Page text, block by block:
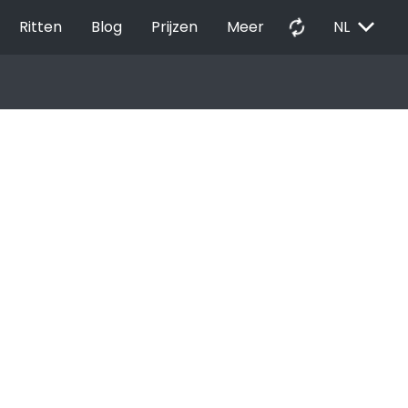
Ritten Blog Prijzen Meer autorenew NL EXPAND_MORE